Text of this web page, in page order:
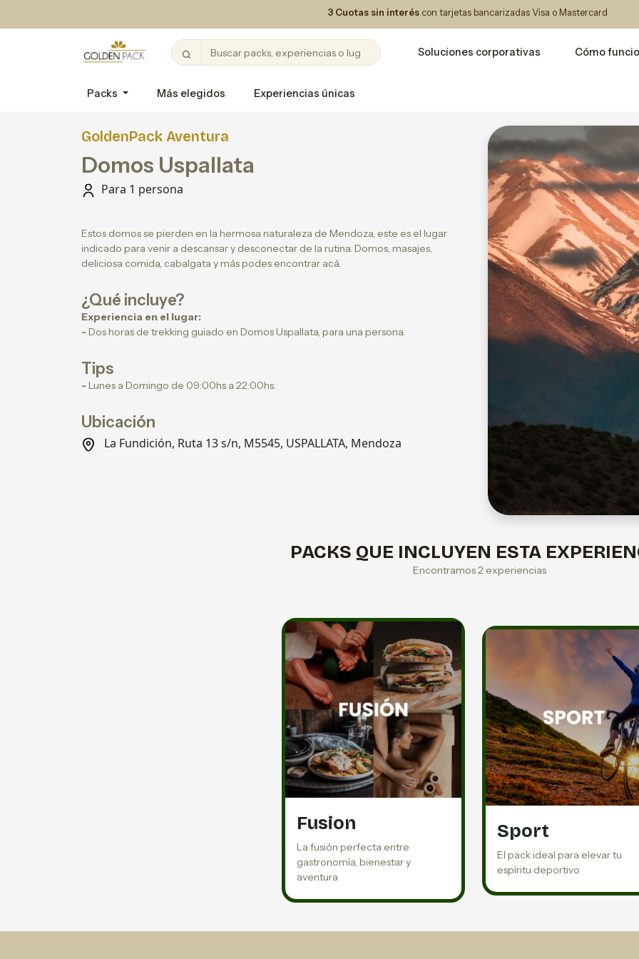
3 Cuotas sin interés con tarjetas bancarizadas Visa o Mastercard
Soluciones corporativas Cómo
Packs Más elegidos Experiencias únicas
GoldenPack Aventura
Domos Uspallata
Para 1 persona
Estos domos se pierden en la hermosa naturaleza de Mendoza, este es el lugar
indicado para venir a descansar y desconectar de la rutina. Domos, masajes,
deliciosa comida, cabalgata y más podes encontrar acá.
¿Qué incluye?
Experiencia en el lugar:
- Dos horas de trekking guiado en Domos Uspallata, para una persona.
Tips
- Lunes a Domingo de 09:00hs a 22:00hs.
Ubicación
La Fundición, Ruta 13 s/n, M5545, USPALLATA, Mendoza
PACKS QUE INCLUYEN ESTA
Encontramos 2 experiencias
Fusion
La fusión perfecta entre
gastronomía, bienestar y
aventura
Sport
El pack ideal para elevar tu
espíritu deportivo